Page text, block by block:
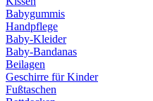
Babygummis
Handpflege
Baby-Kleider
Baby-Bandanas
Beilagen
Geschirre für Kinder
Fußtaschen